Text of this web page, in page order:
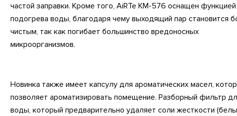
частой заправки. Кроме того, AiRTe KM-576 оснащен функцией
подогрева воды, благодаря чему выходящий пар становится
чистым, так как погибает большинство вредоносных
микроорганизмов.
Новинка также имеет капсулу для ароматических масел,
позволяет ароматизировать помещение. Разборный фильтр
воды, который предварительно удаляет соли жесткости